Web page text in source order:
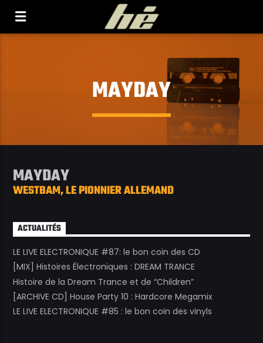
MAYDAY
MAYDAY
WESTBAM, LE PIONNIER ALLEMAND
ACTUALITÉS
LE LIVE ELECTRONIQUE #87: le bon coin des CD
[MIX] Histoires Électroniques : DREAM TRANCE
Histoire de la Dream Trance et de “Children”
[ARCHIVE CD] House Party 10 : Hardcore Megamix
LE LIVE ELECTRONIQUE #85 : le bon coin des vinyls